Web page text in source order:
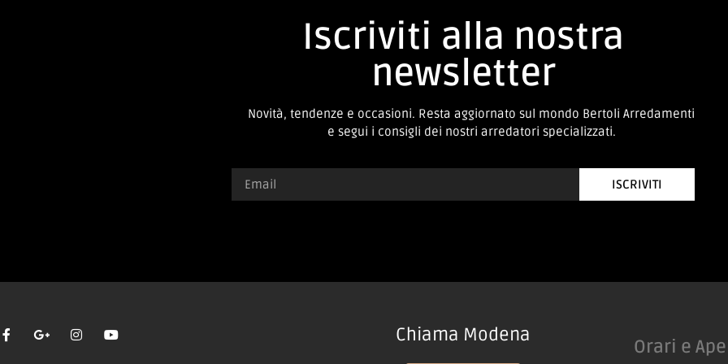
Iscriviti alla nostra
newsletter
Novità, tendenze e occasioni. Resta aggiornato sul mondo Bertoli Arredamenti
e segui i consigli dei nostri arredatori specializzati.
ISCRIVITI
Chiama Modena
Orari e